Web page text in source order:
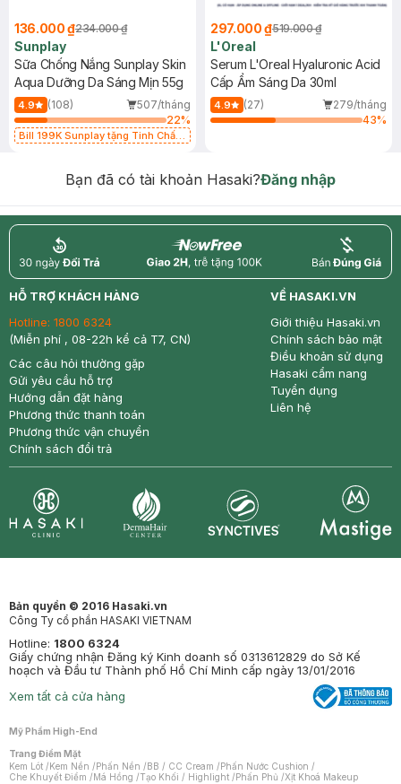
136.000 ₫234.000 ₫
Sunplay
Sữa Chống Nắng Sunplay Skin
Aqua Dưỡng Da Sáng Mịn 55g
4.9 (108)
507/tháng
22%
Bill 199K Sunplay tặng Tinh Chất
297.000 ₫519.000 ₫
L'Oreal
Serum L'Oreal Hyaluronic Acid
Cấp Ẩm Sáng Da 30ml
4.9 (27)
279/tháng
43%
Bạn đã có tài khoản Hasaki?Đăng nhập
return nowfree price
HỖ TRỢ KHÁCH HÀNG
Hotline: 1800 6324
(Miễn phí , 08-22h kể cả T7, CN)
Các câu hỏi thường gặp
Gửi yêu cầu hỗ trợ
Hướng dẫn đặt hàng
Phương thức thanh toán
Phương thức vận chuyển
Chính sách đổi trả
VỀ HASAKI.VN
Giới thiệu Hasaki.vn
Chính sách bảo mật
Điều khoản sử dụng
Hasaki cẩm nang
Tuyển dụng
Liên hệ
Bản quyền © 2016 Hasaki.vn
Công Ty cổ phần HASAKI VIETNAM
Hotline: 1800 6324
Giấy chứng nhận Đăng ký Kinh doanh số 0313612829 do Sở Kế
hoạch và Đầu tư Thành phố Hồ Chí Minh cấp ngày 13/01/2016
Xem tất cả cửa hàng
Mỹ Phẩm High-End
Trang Điểm Mặt
Kem Lót /Kem Nền /Phấn Nền /BB / CC Cream /Phấn Nước Cushion /
Che Khuyết Điểm /Má Hồng /Tạo Khối / Highlight /Phấn Phủ /Xịt Khoá Makeup